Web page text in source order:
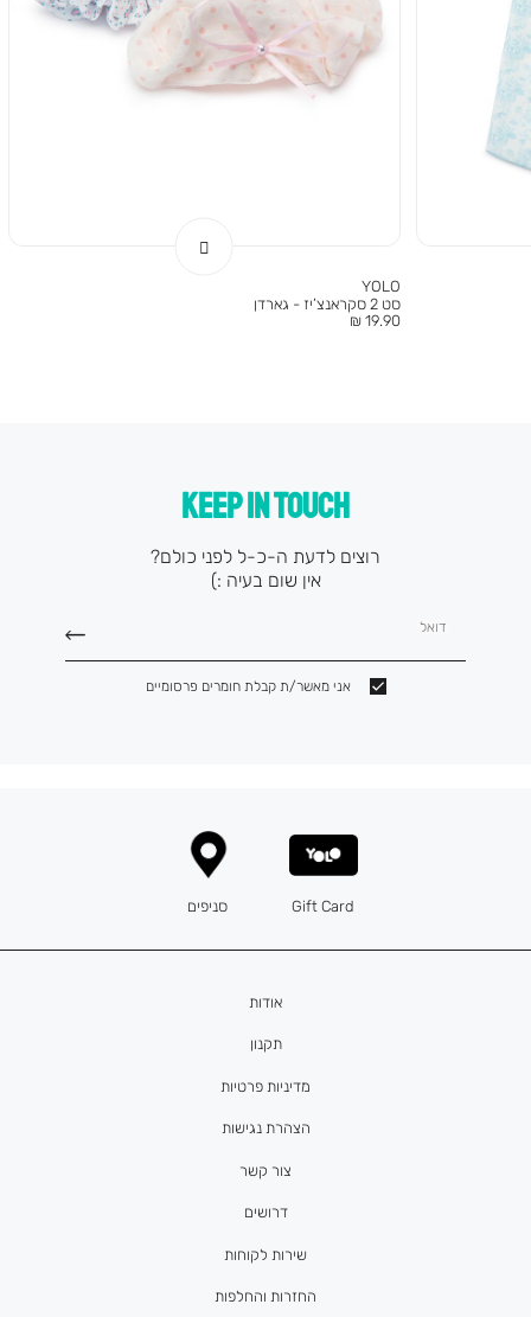
YOLO
סט 2 סקראנצ’יז - גארדן
מחיר
19.90 ₪
KEEP IN TOUCH
רוצים לדעת ה-כ-ל לפני כולם?
אין שום בעיה :)
דואל
אני מאשר/ת קבלת חומרים פרסומיים
אודות
תקנון
מדיניות פרטיות
הצהרת נגישות
צור קשר
דרושים
Gift Card סניפים
שירות לקוחות
החזרות והחלפות